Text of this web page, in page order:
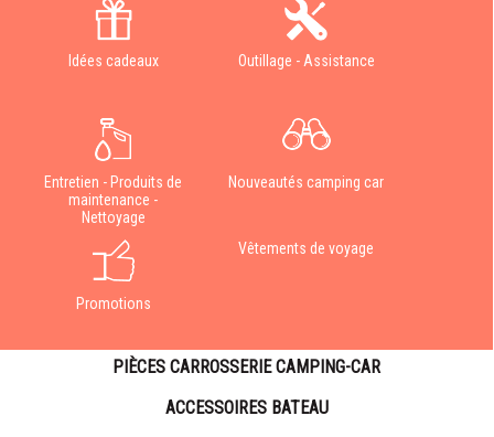
Idées cadeaux Outillage - Assistance
Entretien - Produits de
maintenance -
Nettoyage
Nouveautés camping car
Promotions
Vêtements de voyage
PIÈCES CARROSSERIE CAMPING-CAR
ACCESSOIRES BATEAU